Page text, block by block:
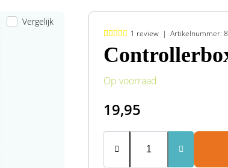
Vergelijk
1 review Artikelnummer:
Op voorraad
19,95